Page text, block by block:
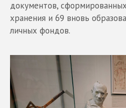
документов,
хранения и 69 вновь
личных фондов.